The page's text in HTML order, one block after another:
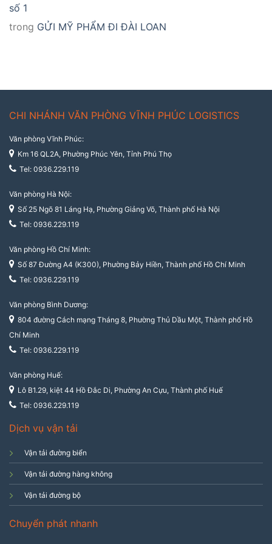
số 1
trong GỬI MỸ PHẨM ĐI ĐÀI LOAN
CHI NHÁNH VĂN PHÒNG VĨNH PHÚC LOGISTICS
Văn phòng Vĩnh Phúc:
Km 16 QL2A, Phường Phúc Yên, Tỉnh Phú Thọ
Tel: 0936.229.119
Văn phòng Hà Nội:
Số 25 Ngõ 81 Láng Hạ, Phường Giảng Võ, Thành phố Hà Nội
Tel: 0936.229.119
Văn phòng Hồ Chí Minh:
Số 87 Đường A4 (K300), Phường Bảy Hiền, Thành phố Hồ Chí Minh
Tel: 0936.229.119
Văn phòng Bình Dương:
804 đường Cách mạng Tháng 8, Phường Thủ Dầu Một, Thành phố Hồ
Chí Minh
Tel: 0936.229.119
Văn phòng Huế:
Lô B1.29, kiệt 44 Hồ Đắc Di, Phường An Cựu, Thành phố Huế
Tel: 0936.229.119
Dịch vụ vận tải
Vận tải đường biển
Vận tải đường hàng không
Vận tải đường bộ
Chuyển phát nhanh